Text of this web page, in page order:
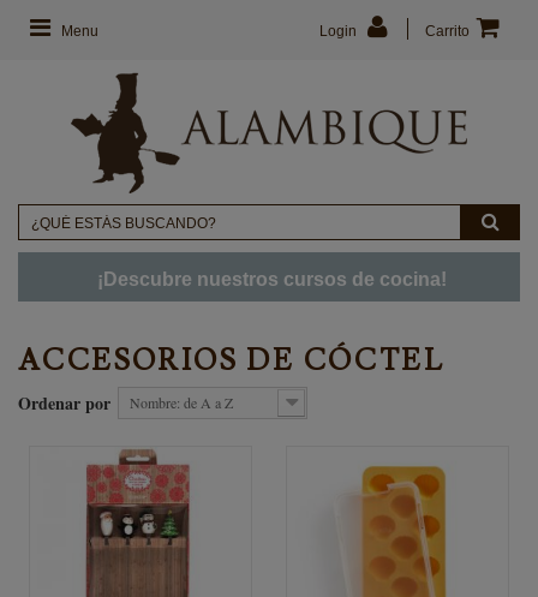
Menu Carrito
Login
¡Descubre nuestros cursos de cocina!
ACCESORIOS DE CÓCTEL
Ordenar por Nombre: de A a Z